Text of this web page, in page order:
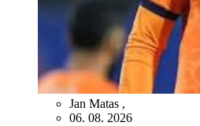
Jan Matas ,
06. 08. 2026